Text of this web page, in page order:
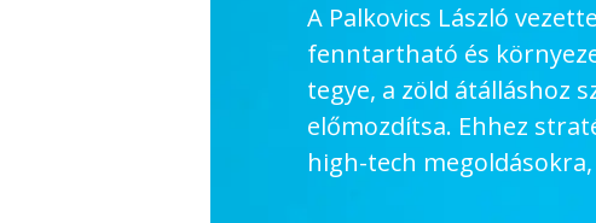
A Palkovics László
fenntartható és
tegye, a zöld átálláshoz
előmozdítsa. Ehhez
high-tech